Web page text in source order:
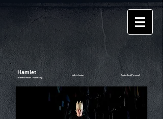
Regie : Luk Perceval
Light design
Hamlet
Thalia theater Hamburg